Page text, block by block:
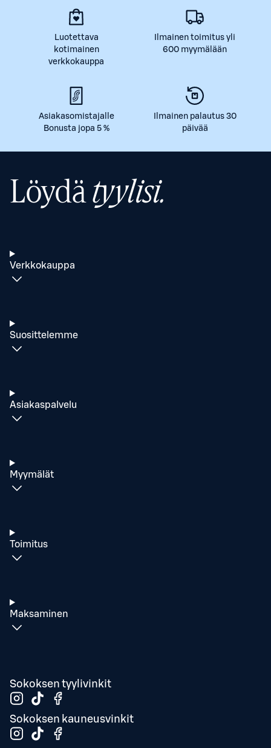
Luotettava
kotimainen
verkkokauppa
Ilmainen toimitus yli
600 myymälään
Asiakasomistajalle
Bonusta jopa 5 %
Ilmainen palautus 30
päivää
Löydätyylisi.
Verkkokauppa
Suosittelemme
Asiakaspalvelu
Myymälät
Toimitus
Maksaminen
Sokoksen tyylivinkit
Sokoksen kauneusvinkit